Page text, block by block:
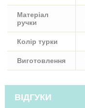
Матеріал
ручки
Колір турки
Виготовлення
ВІДГУКИ